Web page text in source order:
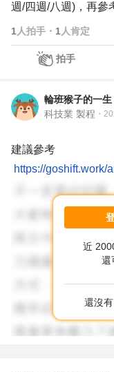
週/四週/八週)，再參
1 人拍手 ・ 1 人肯定
拍手
輪班猴子的一生
科技業 製程 ・
建議參考
https://goshift.work/
近
還
還沒